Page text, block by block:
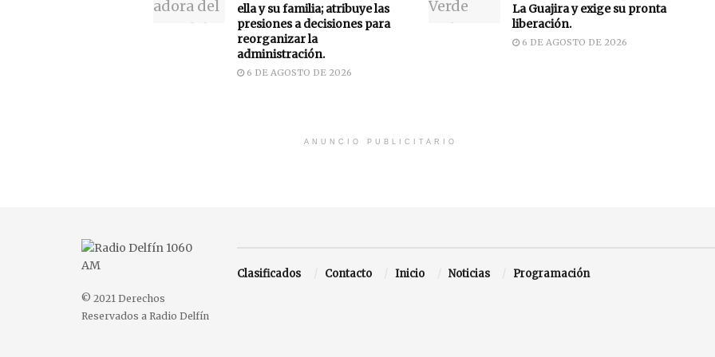
ella y su familia; atribuye las
presiones a decisiones para
reorganizar la
administración.
6 DE AGOSTO DE 2026
La Guajira y exige su pronta
liberación.
6 DE AGOSTO DE 2026
ANUNCIO PUBLICITARIO
© 2021 Derechos
Reservados a Radio Delfín
Clasificados Contacto Inicio Noticias Programación